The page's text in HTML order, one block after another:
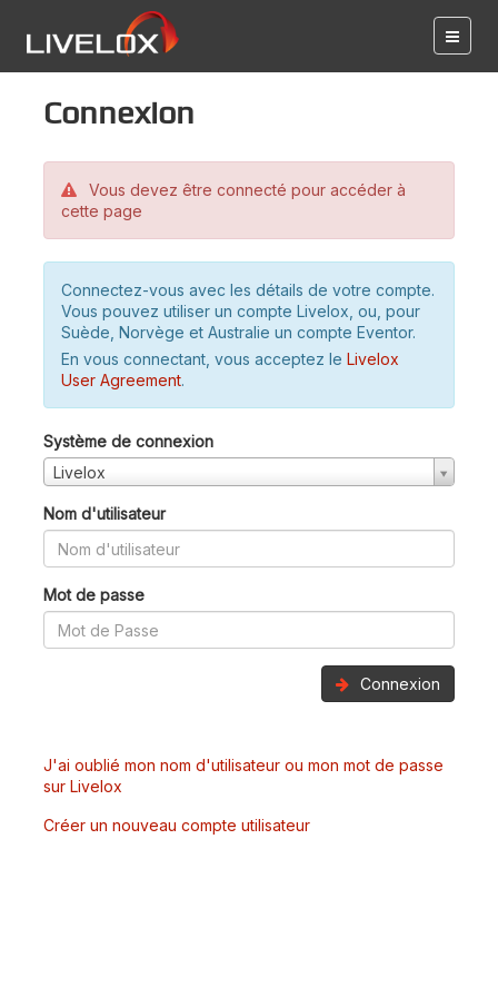
Connexion
Vous devez être connecté pour accéder à
cette page
Connectez-vous avec les détails de votre compte.
Vous pouvez utiliser un compte Livelox, ou, pour
Suède, Norvège et Australie un compte Eventor.
En vous connectant, vous acceptez le Livelox
User Agreement.
Système de connexion
Livelox
Nom d'utilisateur
Mot de passe
Connexion
J'ai oublié mon nom d'utilisateur ou mon mot de passe
sur Livelox
Créer un nouveau compte utilisateur